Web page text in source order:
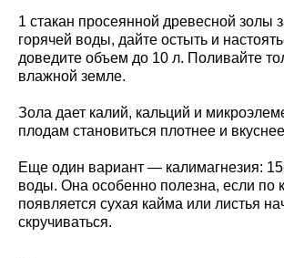
1 стакан просеянной древесной золы
горячей воды, дайте остыть и
доведите объем до 10 л. Поливайте
влажной земле.
Зола дает калий, кальций и
плодам становиться плотнее и
Еще один вариант — калимагнезия:
воды. Она особенно полезна, если по
появляется сухая кайма или листья
скручиваться.